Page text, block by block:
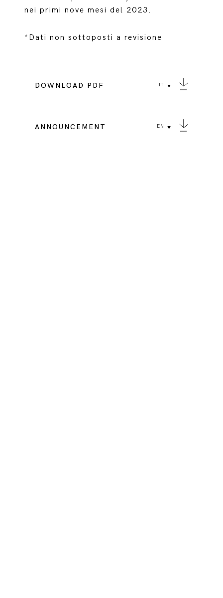
nei primi nove mesi del 2023.
*Dati non sottoposti a revisione
DOWNLOAD PDF IT
ANNOUNCEMENT EN